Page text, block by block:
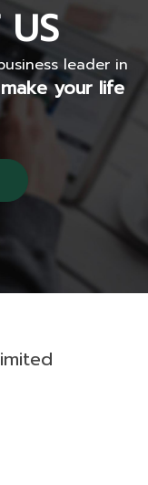
leader in
your life